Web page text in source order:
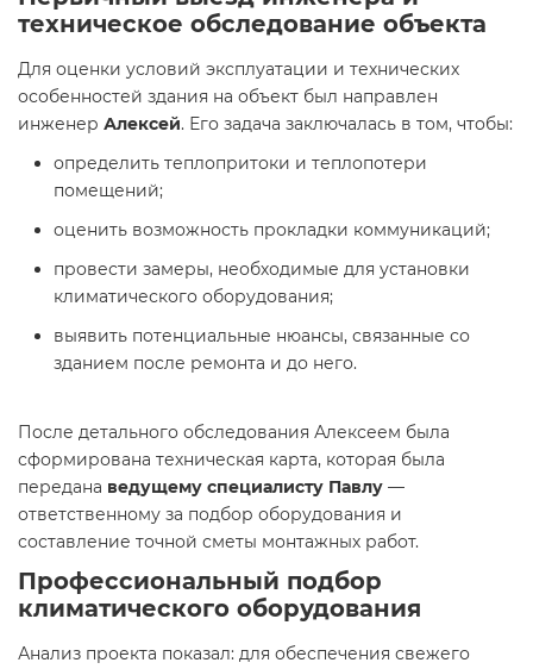
техническое обследование объекта
Для оценки условий эксплуатации и технических
особенностей здания на объект был направлен
инженер Алексей. Его задача заключалась в том, чтобы:
определить теплопритоки и теплопотери
помещений;
оценить возможность прокладки коммуникаций;
провести замеры, необходимые для установки
климатического оборудования;
выявить потенциальные нюансы, связанные со
зданием после ремонта и до него.
После детального обследования Алексеем была
сформирована техническая карта, которая была
передана ведущему специалисту Павлу —
ответственному за подбор оборудования и
составление точной сметы монтажных работ.
Профессиональный подбор
климатического оборудования
Анализ проекта показал: для обеспечения свежего